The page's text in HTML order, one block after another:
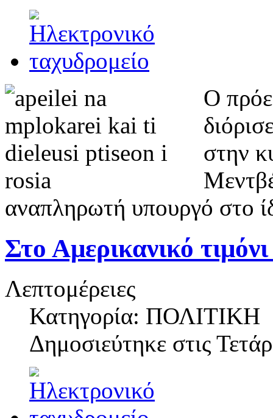
Ο
στην
αναπληρωτή υπουργό στο
Στο Αμερικανικό
Λεπτομέρειες
Κατηγορία: ΠΟΛΙΤΙΚΗ
Δημοσιεύτηκε στις